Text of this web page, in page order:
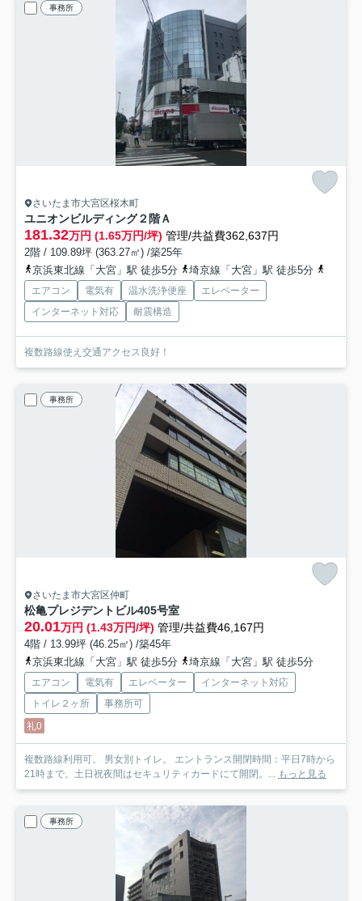
事務所
さいたま市大宮区桜木町
ユニオンビルディング２階Ａ
181.32万円 (1.65万円/坪) 管理/共益費362,637円
2階 / 109.89坪 (363.27㎡) /築25年
京浜東北線「大宮」駅 徒歩5分
埼京線「大宮」駅 徒歩5分
エアコン 電気有 温水洗浄便座
エレベーター
インターネット対応
耐震構造
複数路線使え交通アクセス良好！
事務所
さいたま市大宮区仲町
松亀プレジデントビル405号室
20.01万円 (1.43万円/坪) 管理/共益費46,167円
4階 / 13.99坪 (46.25㎡) /築45年
京浜東北線「大宮」駅 徒歩5分
埼京線「大宮」駅 徒歩5分
エアコン 電気有 エレベーター
インターネット対応
トイレ２ヶ所
事務所可
礼0
複数路線利用可。 男女別トイレ。 エントランス開閉時間：平日7時から
21時まで。土日祝夜間はセキュリティカードにて開閉。... もっと見る
事務所